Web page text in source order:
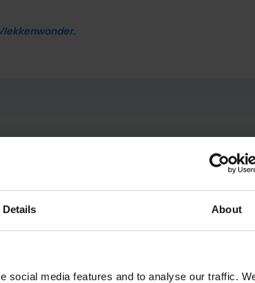
Details About
social media features and to analyse our traffic.
*Uw e-mailadres wordt niet